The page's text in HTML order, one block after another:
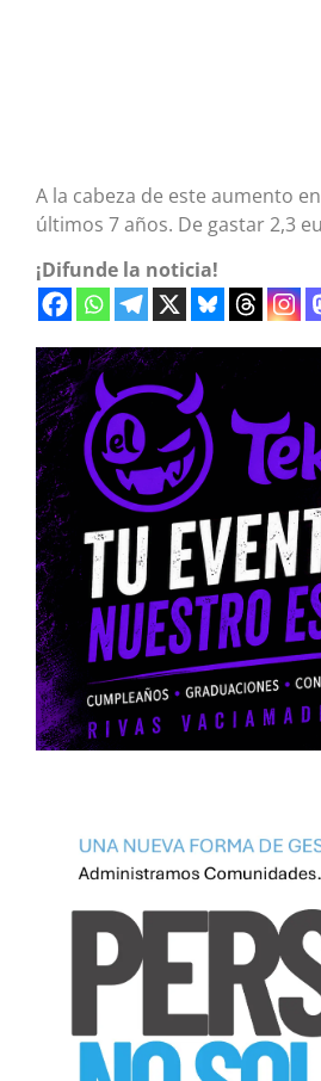
A la cabeza de este aumento
últimos 7 años. De gastar 2,3
¡Difunde la noticia!